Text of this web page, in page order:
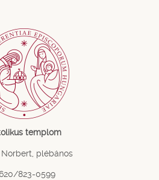
templom
Norbert, plébános
823-0599